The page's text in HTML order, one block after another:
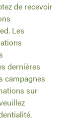
de recevoir
Les
dernières
campagnes
sur